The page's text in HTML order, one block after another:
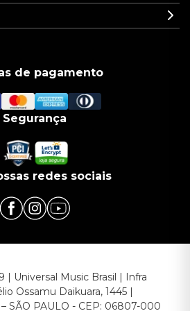
de pagamento
Segurança
redes sociais
| Universal Music Brasil | Infra
Ossamu Daikuara, 1445 |
SÃO PAULO - CEP: 06807-000